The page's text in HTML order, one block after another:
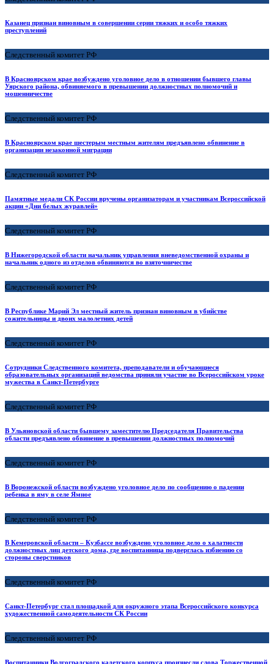
Казанец признан виновным в совершении серии тяжких и особо тяжких
преступлений
Следственный комитет РФ
В Красноярском крае возбуждено уголовное дело в отношении бывшего главы
Уярского района, обвиняемого в превышении должностных полномочий и
мошенничестве
Следственный комитет РФ
В Красноярском крае шестерым местным жителям предъявлено обвинение в
организации незаконной миграции
Следственный комитет РФ
Памятные медали СК России вручены организаторам и участникам Всероссийской
акции «Дни белых журавлей»
Следственный комитет РФ
В Нижегородской области начальник управления вневедомственной охраны и
начальник одного из отделов обвиняются во взяточничестве
Следственный комитет РФ
В Республике Марий Эл местный житель признан виновным в убийстве
сожительницы и двоих малолетних детей
Следственный комитет РФ
Сотрудники Следственного комитета, преподаватели и обучающиеся
образовательных организаций ведомства приняли участие во Всероссийском уроке
мужества в Санкт-Петербурге
Следственный комитет РФ
В Ульяновской области бывшему заместителю Председателя Правительства
области предъявлено обвинение в превышении должностных полномочий
Следственный комитет РФ
В Воронежской области возбуждено уголовное дело по сообщению о падении
ребенка в яму в селе Ямное
Следственный комитет РФ
В Кемеровской области – Кузбассе возбуждено уголовное дело о халатности
должностных лиц детского дома, где воспитанница подверглась избиению со
стороны сверстников
Следственный комитет РФ
Санкт-Петербург стал площадкой для окружного этапа Всероссийского конкурса
художественной самодеятельности СК России
Следственный комитет РФ
Воспитанники Волгоградского кадетского корпуса произнесли слова Торжественной